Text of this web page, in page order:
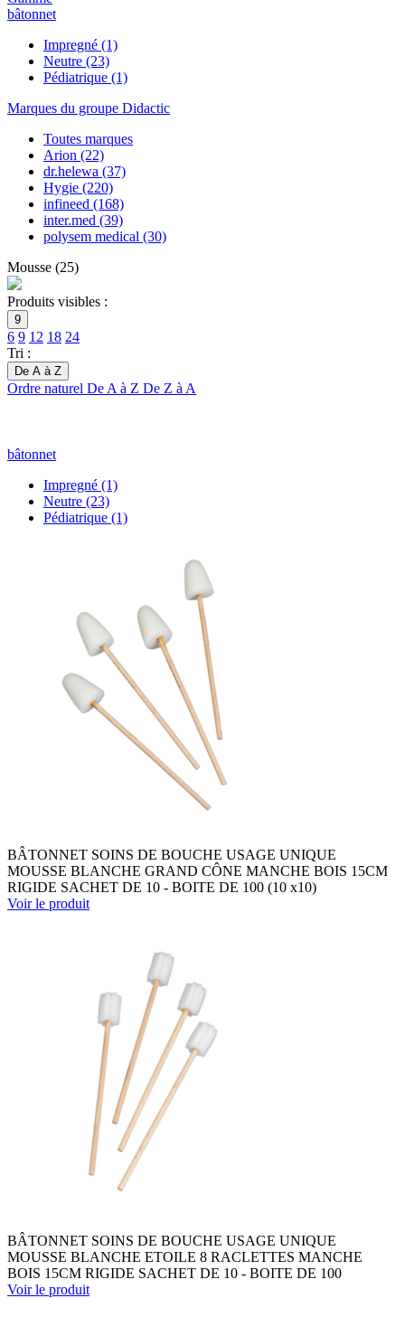
bâtonnet
Impregné (1)
Neutre (23)
Pédiatrique (1)
Marques du groupe Didactic
Toutes marques
Arion (22)
dr.helewa (37)
Hygie (220)
infineed (168)
inter.med (39)
polysem medical (30)
Mousse (25)
Produits visibles :
9
6 9 12 18 24
Tri :
De A à Z
Ordre naturel De A à Z De Z à A
bâtonnet
Impregné (1)
Neutre (23)
Pédiatrique (1)
BÂTONNET SOINS DE BOUCHE USAGE UNIQUE
MOUSSE BLANCHE GRAND CÔNE MANCHE BOIS 15CM
RIGIDE SACHET DE 10 - BOITE DE 100 (10 x10)
Voir le produit
BÂTONNET SOINS DE BOUCHE USAGE UNIQUE
MOUSSE BLANCHE ETOILE 8 RACLETTES MANCHE
BOIS 15CM RIGIDE SACHET DE 10 - BOITE DE 100
Voir le produit